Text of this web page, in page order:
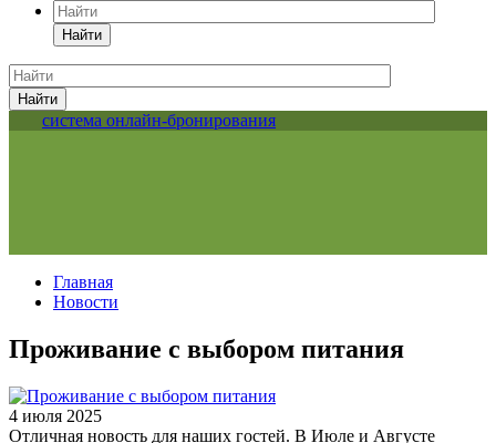
Найти
Найти
система онлайн-бронирования
Главная
Новости
Проживание с выбором питания
4 июля 2025
Отличная новость для наших гостей. В Июле и Августе